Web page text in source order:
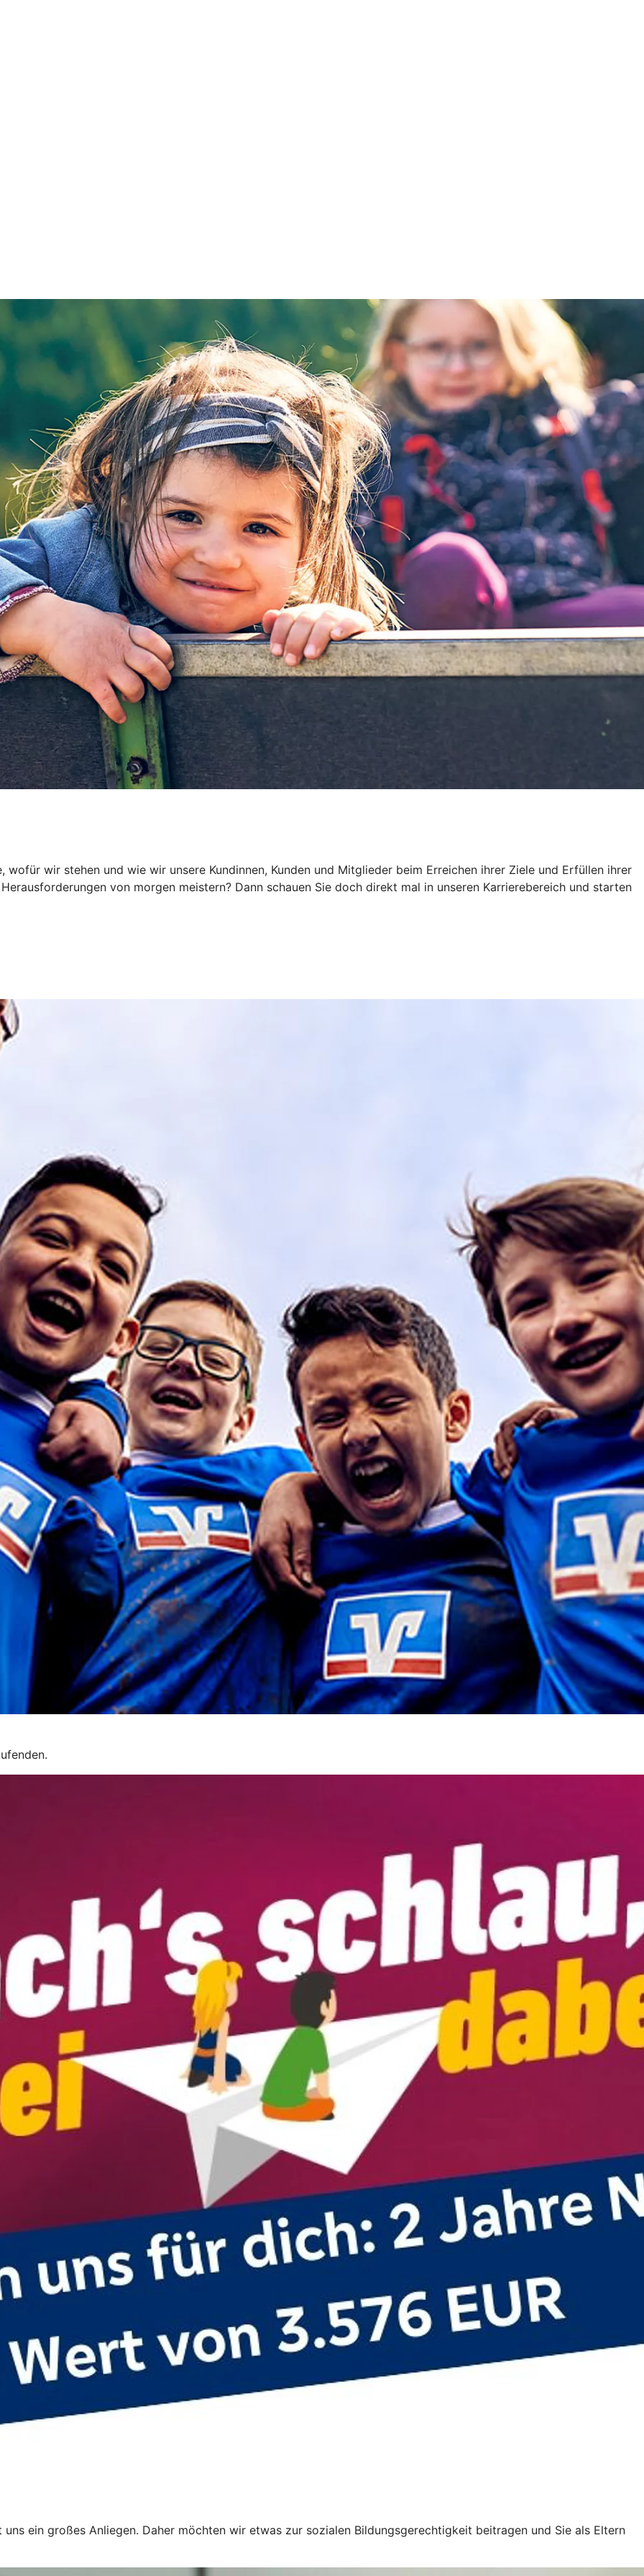
wofür wir stehen und wie wir unsere Kundinnen, Kunden und Mitglieder beim Erreichen ihrer Ziele und Erfüllen ihrer
von morgen meistern? Dann schauen Sie doch direkt mal in unseren Karrierebereich und starten
ein großes Anliegen. Daher möchten wir etwas zur sozialen Bildungsgerechtigkeit beitragen und Sie als Eltern